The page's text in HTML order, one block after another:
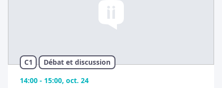
C1
Débat et discussion
14:00 - 15:00, oct. 24